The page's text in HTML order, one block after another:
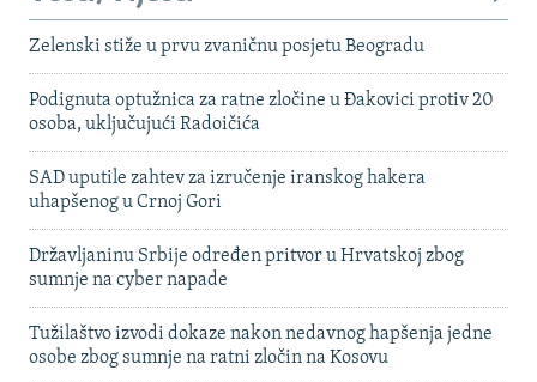
Zelenski stiže u prvu zvaničnu posjetu Beogradu
Podignuta optužnica za ratne zločine u Đakovici protiv 20
osoba, uključujući Radoičića
SAD uputile zahtev za izručenje iranskog hakera
uhapšenog u Crnoj Gori
Državljaninu Srbije određen pritvor u Hrvatskoj zbog
sumnje na cyber napade
Tužilaštvo izvodi dokaze nakon nedavnog hapšenja jedne
osobe zbog sumnje na ratni zločin na Kosovu